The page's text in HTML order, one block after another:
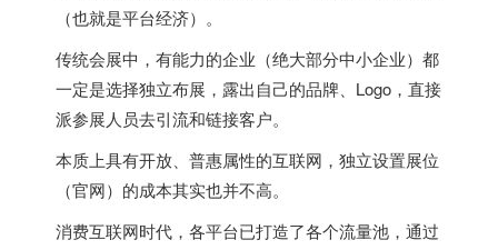
（也就是平台经济）。
传统会展中，有能力的企业（绝大部分中小企业）都
一定是选择独立布展，露出自己的品牌、Logo，直接
派参展人员去引流和链接客户。
本质上具有开放、普惠属性的互联网，独立设置展位
（官网）的成本其实也并不高。
消费互联网时代，各平台已打造了各个流量池，通过